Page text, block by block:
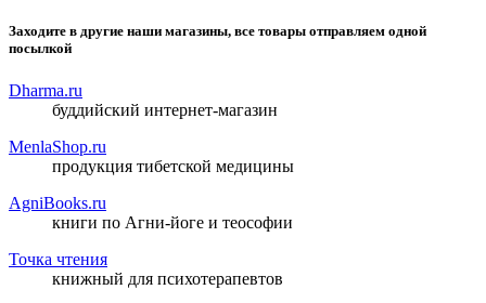
Заходите в другие наши магазины, все товары отправляем одной
посылкой
Dharma.ru
буддийский интернет-магазин
MenlaShop.ru
продукция тибетской медицины
AgniBooks.ru
книги по Агни-йоге и теософии
Точка чтения
книжный для психотерапевтов